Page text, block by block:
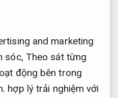
and marketing
sóc, Theo sát từng
động bên trong
hợp lý trải nghiệm với